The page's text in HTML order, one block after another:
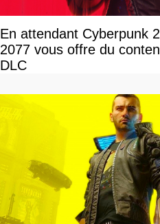
En attendant Cyberpunk
2077 vous offre du
DLC